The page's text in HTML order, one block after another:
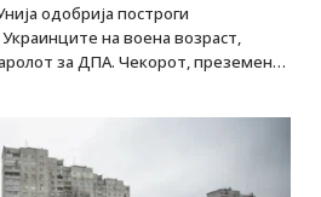
одобрија построги
на воена возраст,
за ДПА. Чекорот, преземен…